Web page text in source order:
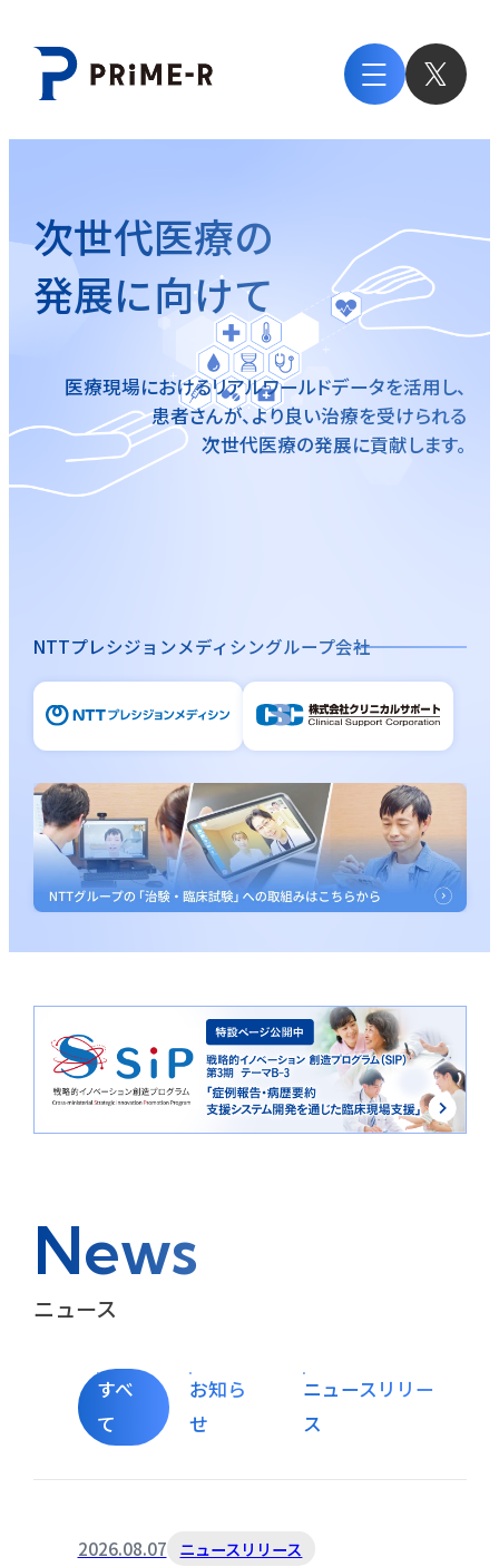
次世代医療の
発展に向けて
医療現場におけるリアルワールドデータを活用し、
患者さんが、より良い治療を受けられる
次世代医療の発展に貢献します。
NTTプレシジョンメディシングループ会社
News
ニュース
すべ
て
お知ら
せ
ニュースリリー
ス
2026.08.07 ニュースリリース